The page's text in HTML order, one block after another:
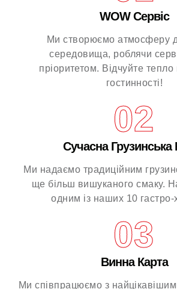
WOW Сервіс
Ми створюємо атмосферу
середовища, роблячи
пріоритетом. Відчуйте тепло
гостинності!
02
Сучасна Грузинська
Ми надаємо традиційним
ще більш вишуканого смаку.
одним із наших 10 гастро-
03
Винна Карта
Ми співпрацюємо з